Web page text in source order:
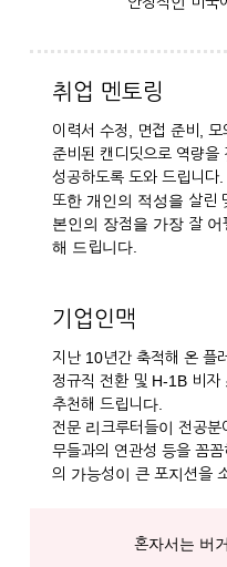
취업 멘토링
이력서 수정, 면접 준비,
준비된 캔디딧으로 역량을
성공하도록 도와 드립니다.
또한 개인의 적성을 살린
본인의 장점을 가장 잘
해 드립니다.
기업인맥
지난 10년간 축적해 온 플
정규직 전환 및 H-1B 비
추천해 드립니다.
전문 리크루터들이 전공
무들과의 연관성 등을 꼼
의 가능성이 큰 포지션을
혼자서는 버